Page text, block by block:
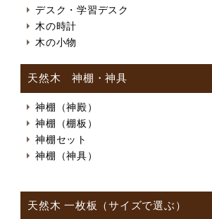
デスク・学習デスク
木の時計
木の小物
天然木 神棚・神具
神棚（神殿）
神棚（棚板）
神棚セット
神棚（神具）
天然木 一枚板（サイズで選ぶ）